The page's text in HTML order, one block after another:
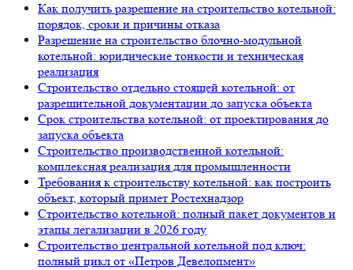
Как получить разрешение на строительство котельной:
порядок, сроки и причины отказа
Разрешение на строительство блочно-модульной
котельной: юридические тонкости и техническая
реализация
Строительство отдельно стоящей котельной: от
разрешительной документации до запуска объекта
Срок строительства котельной: от проектирования до
запуска объекта
Строительство производственной котельной:
комплексная реализация для промышленности
Требования к строительству котельной: как построить
объект, который примет Ростехнадзор
Строительство котельной: полный пакет документов и
этапы легализации в 2026 году
Строительство центральной котельной под ключ:
полный цикл от «Петров Девелопмент»